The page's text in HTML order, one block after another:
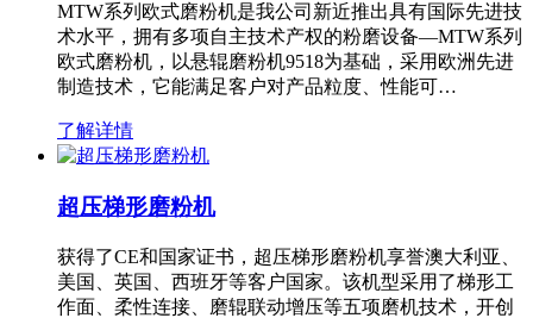
MTW系列欧式磨粉机是我公司新近推出具有国际先进技
术水平，拥有多项自主技术产权的粉磨设备—MTW系列
欧式磨粉机，以悬辊磨粉机9518为基础，采用欧洲先进
制造技术，它能满足客户对产品粒度、性能可…
了解详情
超压梯形磨粉机
获得了CE和国家证书，超压梯形磨粉机享誉澳大利亚、
美国、英国、西班牙等客户国家。该机型采用了梯形工
作面、柔性连接、磨辊联动增压等五项磨机技术，开创